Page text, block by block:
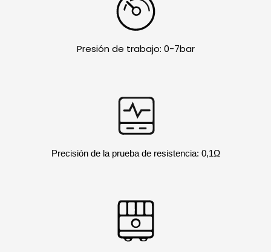
Presión de trabajo: 0-7bar
Precisión de la prueba de resistencia: 0,1Ω